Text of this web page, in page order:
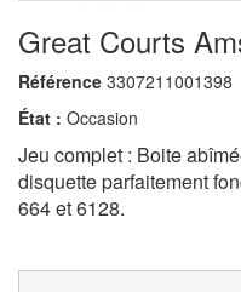
Great Courts
Référence 3307211001398
État : Occasion
Jeu complet : Boite
disquette parfaitement
664 et 6128.